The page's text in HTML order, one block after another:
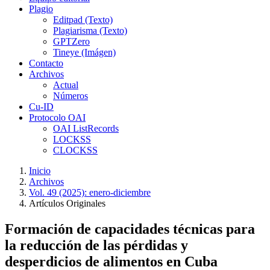
Plagio
Editpad (Texto)
Plagiarisma (Texto)
GPTZero
Tineye (Imágen)
Contacto
Archivos
Actual
Números
Cu-ID
Protocolo OAI
OAI ListRecords
LOCKSS
CLOCKSS
Inicio
Archivos
Vol. 49 (2025): enero-diciembre
Artículos Originales
Formación de capacidades técnicas para
la reducción de las pérdidas y
desperdicios de alimentos en Cuba